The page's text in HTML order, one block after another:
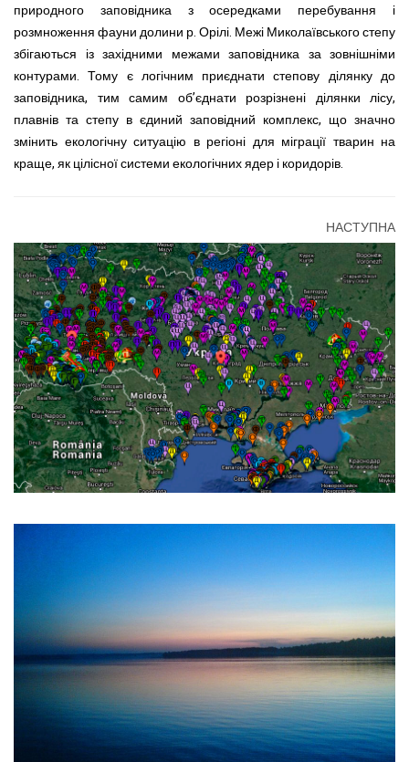
природного заповідника з осередками перебування і
розмноження фауни долини р. Орілі. Межі Миколаївського степу
збігаються із західними межами заповідника за зовнішніми
контурами. Тому є логічним приєднати степову ділянку до
заповідника, тим самим об’єднати розрізнені ділянки лісу,
плавнів та степу в єдиний заповідний комплекс, що значно
змінить екологічну ситуацію в регіоні для міграції тварин на
краще, як цілісної системи екологічних ядер і коридорів.
НАСТУПНА